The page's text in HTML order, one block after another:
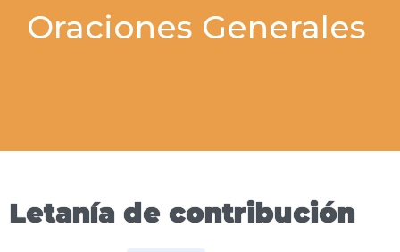
Oraciones Generales
Letanía de contribución